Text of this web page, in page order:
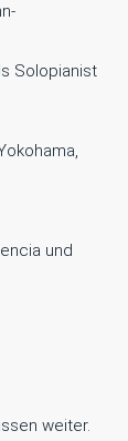
Solopianist
und
weiter.